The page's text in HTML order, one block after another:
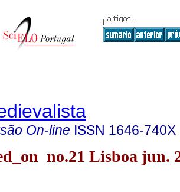
On-line ISSN 1646-740X
no.21 Lisboa jun.